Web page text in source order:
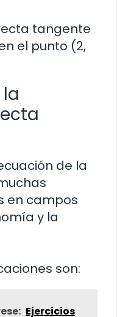
tangente
el punto (2,
de la
en campos
y la
son:
Ejercicios